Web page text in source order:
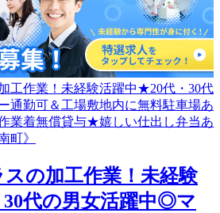
の加工作業！未経験
代の男女活躍中◎マ